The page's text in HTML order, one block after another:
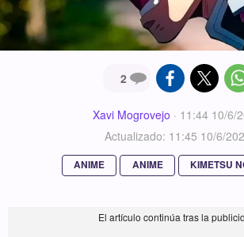
2
Xavi Mogrovejo · 11:44 10/6/
Actualizado: 11:45 10/6/
ANIME ANIME KIMETSU